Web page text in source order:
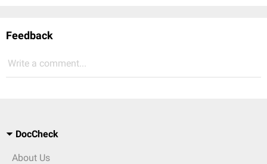
Feedback
Write a comment...
DocCheck
About Us